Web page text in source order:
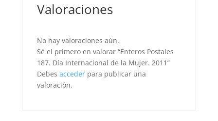
Valoraciones
No hay valoraciones aún.
Sé el primero en valorar “Enteros Postales
187. Día Internacional de la Mujer. 2011”
Debes accederpara publicar una
valoración.